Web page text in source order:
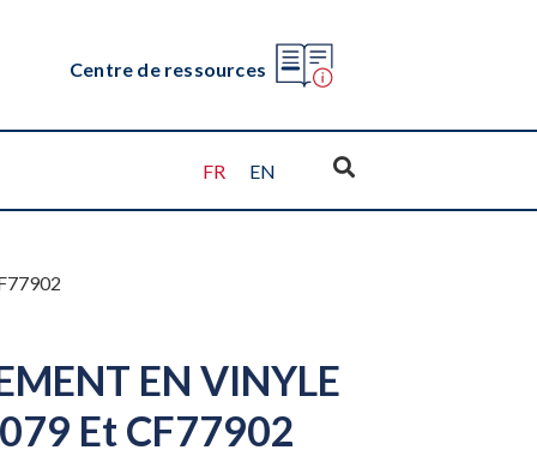
Centre de ressources
FR EN
EN VINYLE
Et CF77902